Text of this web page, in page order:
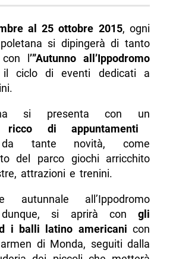
al 25 ottobre 2015, ogni
si dipingerà di tanto
con l’”Autunno all’Ippodromo
ciclo di eventi dedicati a
si presenta con un
ricco di appuntamenti
da tante novità, come
del parco giochi arricchito
attrazioni e trenini.
autunnale all’Ippodromo
dunque, si aprirà congli
i balli latino americani con
di Monda, seguiti dalla